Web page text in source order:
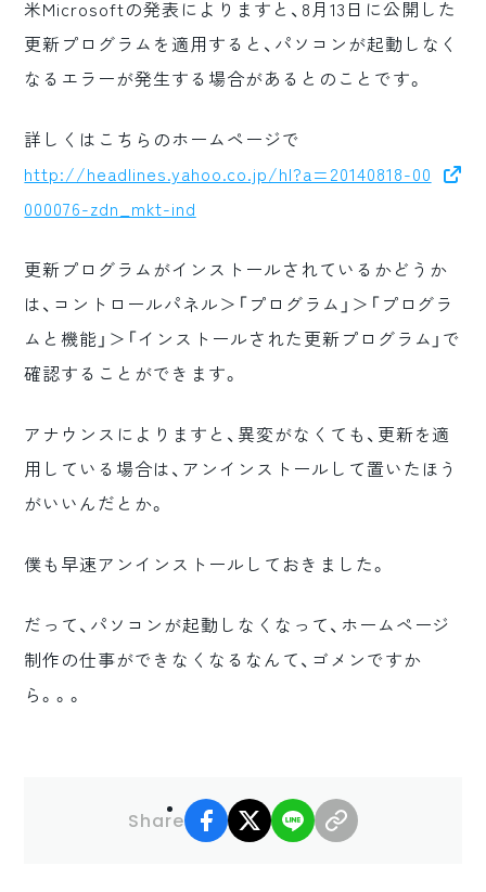
ロゴマーク制作
ブランディング
米Microsoftの発表によりますと、8月13日に公開した
更新プログラムを適用すると、パソコンが起動しなく
なるエラーが発生する場合があるとのことです。
詳しくはこちらのホームページで
http://headlines.yahoo.co.jp/hl?a=20140818-00
000076-zdn_mkt-ind
更新プログラムがインストールされているかどうか
は、コントロールパネル＞「プログラム」＞「プログラ
ムと機能」＞「インストールされた更新プログラム」で
確認することができます。
アナウンスによりますと、異変がなくても、更新を適
用している場合は、アンインストールして置いたほう
がいいんだとか。
僕も早速アンインストールしておきました。
だって、パソコンが起動しなくなって、ホームページ
制作の仕事ができなくなるなんて、ゴメンですか
ら。。。
Share
facebook
X LINE